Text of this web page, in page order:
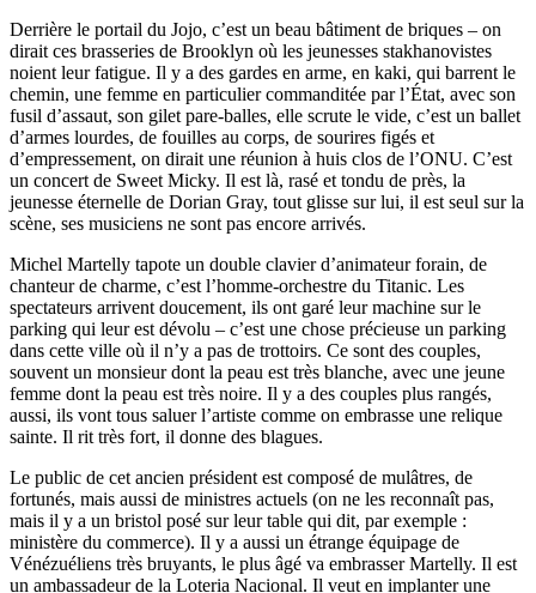
Derrière le portail du Jojo, c’est un beau bâtiment de briques – on
dirait ces brasseries de Brooklyn où les jeunesses stakhanovistes
noient leur fatigue. Il y a des gardes en arme, en kaki, qui barrent le
chemin, une femme en particulier commanditée par l’État, avec son
fusil d’assaut, son gilet pare-balles, elle scrute le vide, c’est un ballet
d’armes lourdes, de fouilles au corps, de sourires figés et
d’empressement, on dirait une réunion à huis clos de l’ONU. C’est
un concert de Sweet Micky. Il est là, rasé et tondu de près, la
jeunesse éternelle de Dorian Gray, tout glisse sur lui, il est seul sur la
scène, ses musiciens ne sont pas encore arrivés.
Michel Martelly tapote un double clavier d’animateur forain, de
chanteur de charme, c’est l’homme-orchestre du Titanic. Les
spectateurs arrivent doucement, ils ont garé leur machine sur le
parking qui leur est dévolu – c’est une chose précieuse un parking
dans cette ville où il n’y a pas de trottoirs. Ce sont des couples,
souvent un monsieur dont la peau est très blanche, avec une jeune
femme dont la peau est très noire. Il y a des couples plus rangés,
aussi, ils vont tous saluer l’artiste comme on embrasse une relique
sainte. Il rit très fort, il donne des blagues.
Le public de cet ancien président est composé de mulâtres, de
fortunés, mais aussi de ministres actuels (on ne les reconnaît pas,
mais il y a un bristol posé sur leur table qui dit, par exemple :
ministère du commerce). Il y a aussi un étrange équipage de
Vénézuéliens très bruyants, le plus âgé va embrasser Martelly. Il est
un ambassadeur de la Loteria Nacional. Il veut en implanter une